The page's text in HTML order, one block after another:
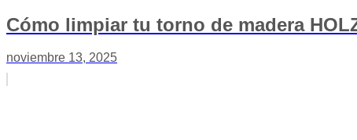
Cómo limpiar tu torno de madera
noviembre 13, 2025